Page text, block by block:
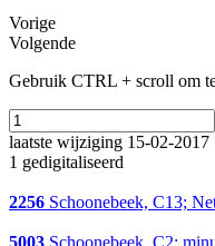
Vorige
Volgende
Gebruik CTRL + scroll om
laatste wijziging 15-02-2017
1 gedigitaliseerd
2256 Schoonebeek, C13;